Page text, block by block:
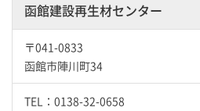
函館建設再生材センター
〒041-0833
函館市陣川町34
TEL：0138-32-0658